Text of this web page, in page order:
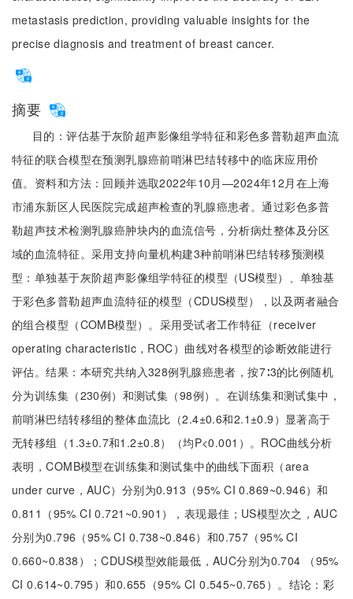
metastasis prediction, providing valuable insights for the
precise diagnosis and treatment of breast cancer.
摘要
目的：评估基于灰阶超声影像组学特征和彩色多普勒超声血流
特征的联合模型在预测乳腺癌前哨淋巴结转移中的临床应用价
值。资料和方法：回顾并选取2022年10月—2024年12月在上海
市浦东新区人民医院完成超声检查的乳腺癌患者。通过彩色多普
勒超声技术检测乳腺癌肿块内的血流信号，分析病灶整体及分区
域的血流特征。采用支持向量机构建3种前哨淋巴结转移预测模
型：单独基于灰阶超声影像组学特征的模型（US模型）、单独基
于彩色多普勒超声血流特征的模型（CDUS模型），以及两者融合
的组合模型（COMB模型）。采用受试者工作特征（receiver
operating characteristic，ROC）曲线对各模型的诊断效能进行
评估。结果：本研究共纳入328例乳腺癌患者，按7∶3的比例随机
分为训练集（230例）和测试集（98例）。在训练集和测试集中，
前哨淋巴结转移组的整体血流比（2.4±0.6和2.1±0.9）显著高于
无转移组（1.3±0.7和1.2±0.8）（均P<0.001）。ROC曲线分析
表明，COMB模型在训练集和测试集中的曲线下面积（area
under curve，AUC）分别为0.913（95% CI 0.869~0.946）和
0.811（95% CI 0.721~0.901），表现最佳；US模型次之，AUC
分别为0.796（95% CI 0.738~0.846）和0.757（95% CI
0.660~0.838）；CDUS模型效能最低，AUC分别为0.704 （95%
CI 0.614~0.795）和0.655（95% CI 0.545~0.765）。结论：彩